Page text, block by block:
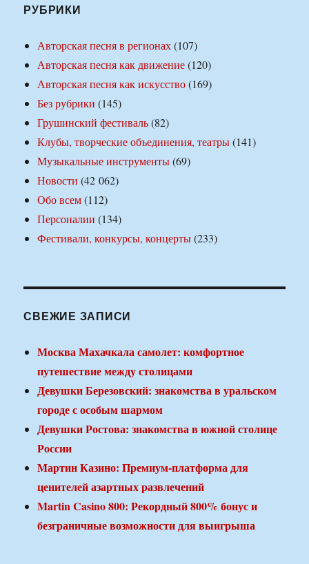
РУБРИКИ
Авторская песня в регионах(107)
Авторская песня как движение(120)
Авторская песня как искусство(169)
Без рубрики (145)
Грушинский фестиваль(82)
Клубы, творческие объединения, театры(141)
Музыкальные инструменты(69)
Новости (42 062)
Обо всем(112)
Персоналии (134)
Фестивали, конкурсы, концерты(233)
СВЕЖИЕ ЗАПИСИ
Москва Махачкала самолет: комфортное
путешествие между столицами
Девушки Березовский: знакомства в уральском
городе с особым шармом
Девушки Ростова: знакомства в южной столице
России
Мартин Казино: Премиум-платформа для
ценителей азартных развлечений
Martin Casino 800: Рекордный 800% бонус и
безграничные возможности для выигрыша